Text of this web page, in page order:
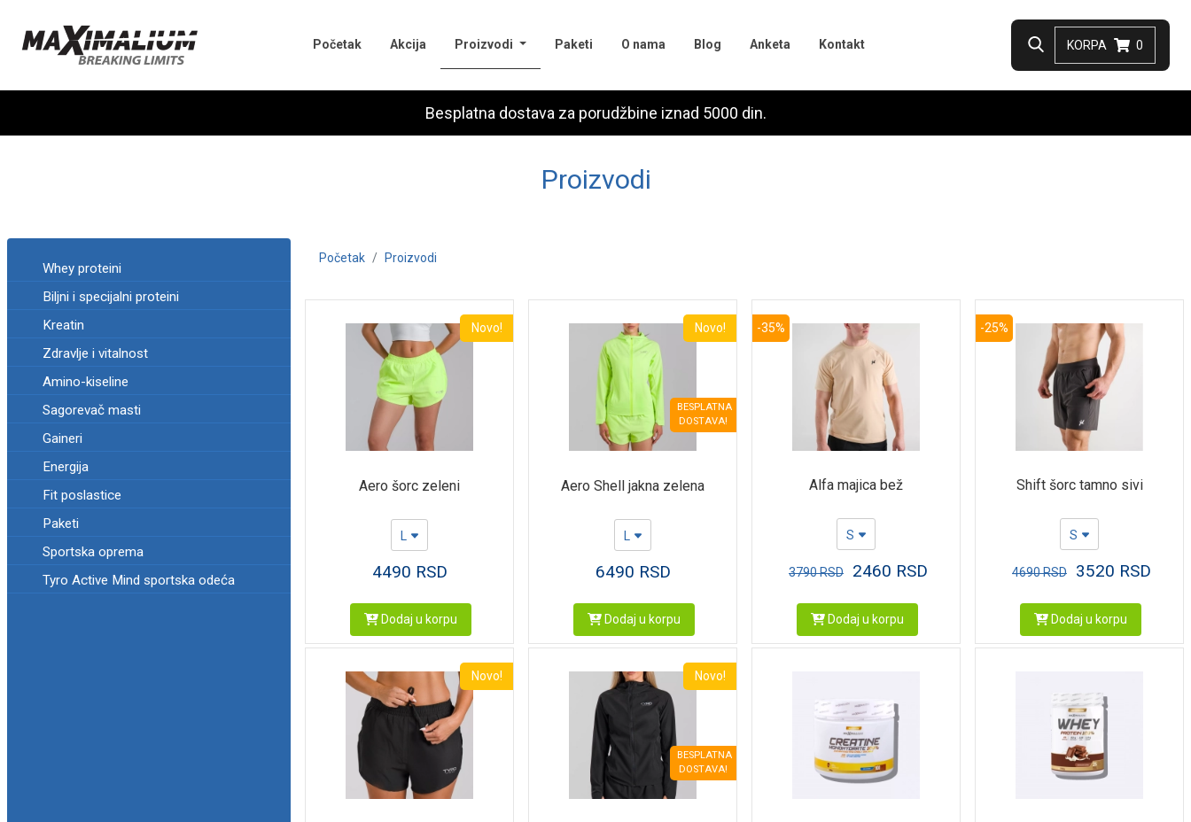
Početak Akcija Proizvodi (current)Paketi O nama Blog Anketa Kontakt KORPA 0
Besplatna dostava za porudžbine iznad 5000 din.
Proizvodi
Whey proteini
Biljni i specijalni proteini
Kreatin
Zdravlje i vitalnost
Amino-kiseline
Sagorevač masti
Gaineri
Energija
Fit poslastice
Paketi
Sportska oprema
Tyro Active Mind sportska odeća
Početak Proizvodi
Novo!
Aero šorc zeleni
L
4490 RSD
Dodaj u korpu
BESPLATNA
DOSTAVA!
Novo!
Aero Shell jakna zelena
L
6490 RSD
Dodaj u korpu
-35%
Alfa majica bež
S
3790RSD 2460 RSD
Dodaj u korpu
-25%
Shift šorc tamno sivi
S
4690RSD 3520 RSD
Dodaj u korpu
Novo!
BESPLATNA
DOSTAVA!
Novo!